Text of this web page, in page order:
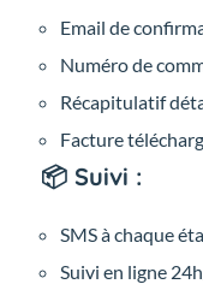
Email de
Numéro de
Récapitulatif
Facture
📦 Suivi :
SMS à chaque
Suivi en ligne